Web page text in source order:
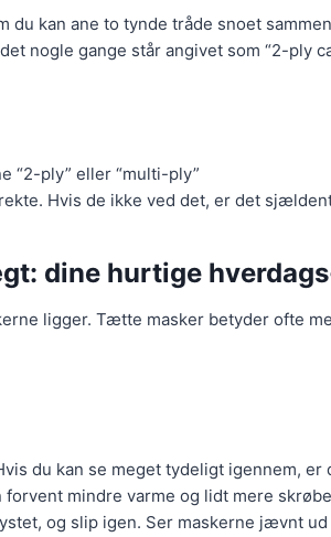
du kan ane to tynde tråde snoet sammen
nogle gange står angivet som “2-ply
“2-ply” eller “multi-ply”
Hvis de ikke ved det, er det
dine hurtige
ligger. Tætte masker betyder ofte
du kan se meget tydeligt igennem, er
mindre varme og lidt mere
og slip igen. Ser maskerne jævnt